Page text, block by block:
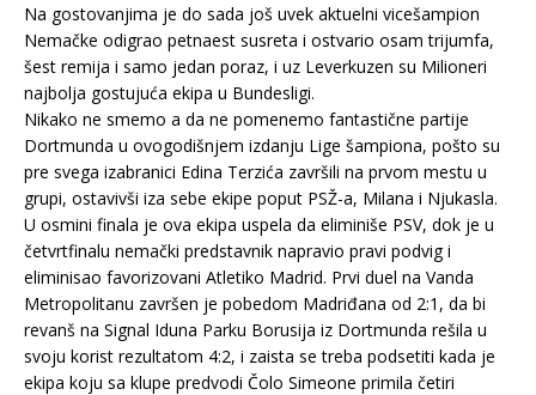
Na gostovanjima je do sada još uvek aktuelni vicešampion
Nemačke odigrao petnaest susreta i ostvario osam trijumfa,
šest remija i samo jedan poraz, i uz Leverkuzen su Milioneri
najbolja gostujuća ekipa u Bundesligi.
Nikako ne smemo a da ne pomenemo fantastične partije
Dortmunda u ovogodišnjem izdanju Lige šampiona, pošto su
pre svega izabranici Edina Terzića završili na prvom mestu u
grupi, ostavivši iza sebe ekipe poput PSŽ-a, Milana i Njukasla.
U osmini finala je ova ekipa uspela da eliminiše PSV, dok je u
četvrtfinalu nemački predstavnik napravio pravi podvig i
eliminisao favorizovani Atletiko Madrid. Prvi duel na Vanda
Metropolitanu završen je pobedom Madriđana od 2:1, da bi
revanš na Signal Iduna Parku Borusija iz Dortmunda rešila u
svoju korist rezultatom 4:2, i zaista se treba podsetiti kada je
ekipa koju sa klupe predvodi Čolo Simeone primila četiri